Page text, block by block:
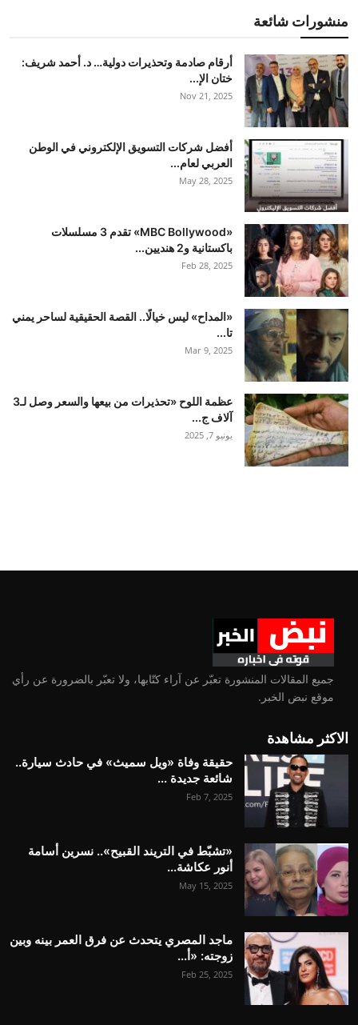
منشورات شائعة
أرقام صادمة وتحذيرات دولية… د. أحمد شريف:
ختان الإ...
Nov 21, 2025
أفضل شركات التسويق الإلكتروني في الوطن
العربي لعام...
May 28, 2025
«MBC Bollywood» تقدم 3 مسلسلات
باكستانية و2 هنديين...
Feb 28, 2025
«المداح» ليس خيالًا.. القصة الحقيقية لساحر يمني
تا...
Mar 9, 2025
عظمة اللوح «تحذيرات من بيعها والسعر وصل لـ3
آلاف ج...
يونيو 7, 2025
جميع المقالات المنشورة تعبّر عن آراء كتّابها، ولا تعبّر بالضرورة عن رأي
موقع نبض الخبر.
الاكثر مشاهدة
حقيقة وفاة «ويل سميث» في حادث سيارة..
شائعة جديدة ...
Feb 7, 2025
«تشبّط في التريند القبيح».. نسرين أسامة
أنور عكاشة...
May 15, 2025
ماجد المصري يتحدث عن فرق العمر بينه وبين
زوجته: «أ...
Feb 25, 2025